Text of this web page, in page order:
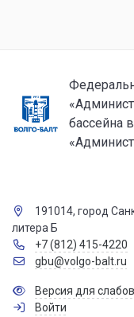
бассейна
191014, город
литера Б
+7 (812) 415-4220
gbu@volgo-balt.ru
Версия для
Войти